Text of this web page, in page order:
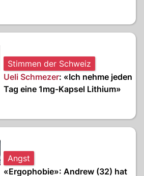
Stimmen der Schweiz
Ueli Schmezer: «Ich nehme jeden
Tag eine 1mg-Kapsel Lithium»
Angst
«Ergophobie»: Andrew (32) hat